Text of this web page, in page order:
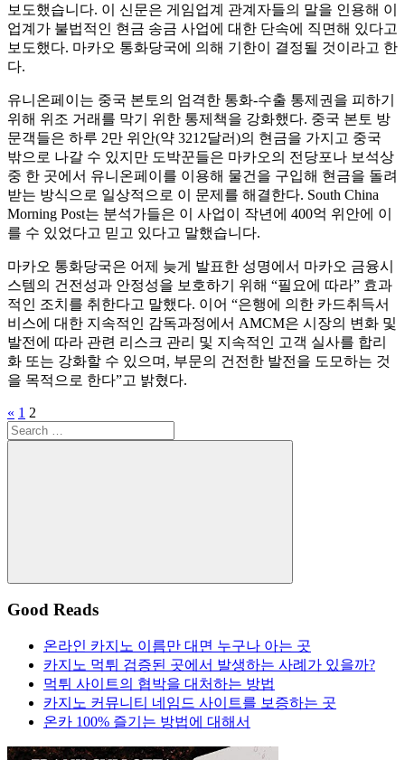
보도했습니다. 이 신문은 게임업계 관계자들의 말을 인용해 이
업계가 불법적인 현금 송금 사업에 대한 단속에 직면해 있다고
보도했다. 마카오 통화당국에 의해 기한이 결정될 것이라고 한
다.
유니온페이는 중국 본토의 엄격한 통화-수출 통제권을 피하기
위해 위조 거래를 막기 위한 통제책을 강화했다. 중국 본토 방
문객들은 하루 2만 위안(약 3212달러)의 현금을 가지고 중국
밖으로 나갈 수 있지만 도박꾼들은 마카오의 전당포나 보석상
중 한 곳에서 유니온페이를 이용해 물건을 구입해 현금을 돌려
받는 방식으로 일상적으로 이 문제를 해결한다. South China
Morning Post는 분석가들은 이 사업이 작년에 400억 위안에 이
를 수 있었다고 믿고 있다고 말했습니다.
마카오 통화당국은 어제 늦게 발표한 성명에서 마카오 금융시
스템의 건전성과 안정성을 보호하기 위해 “필요에 따라” 효과
적인 조치를 취한다고 말했다. 이어 “은행에 의한 카드취득서
비스에 대한 지속적인 감독과정에서 AMCM은 시장의 변화 및
발전에 따라 관련 리스크 관리 및 지속적인 고객 실사를 합리
화 또는 강화할 수 있으며, 부문의 건전한 발전을 도모하는 것
을 목적으로 한다”고 밝혔다.
Posts
navigation
« Previous
Posts
1 2
Search
for:
Search
Good Reads
온라인 카지노 이름만 대면 누구나 아는 곳
카지노 먹튀 검증된 곳에서 발생하는 사례가 있을까?
먹튀 사이트의 협박을 대처하는 방법
카지노 커뮤니티 네임드 사이트를 보증하는 곳
온카 100% 즐기는 방법에 대해서